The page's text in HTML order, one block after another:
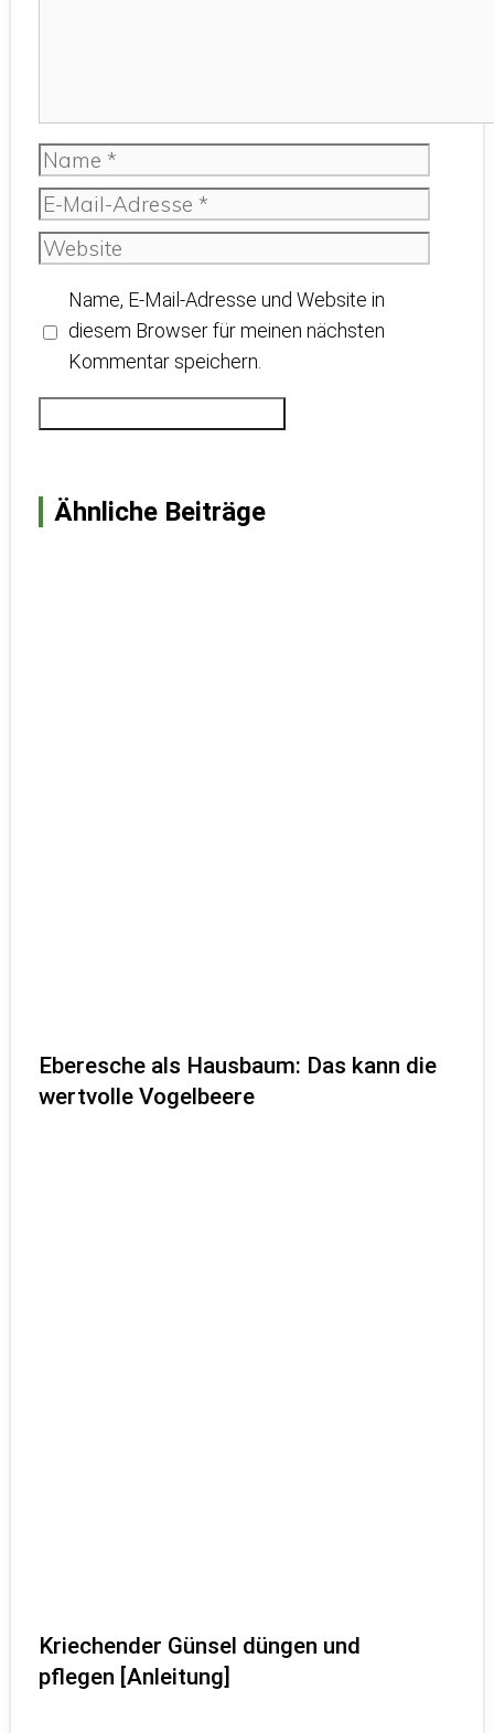
Name
E-
Mail-
Adresse
Website
Name, E-Mail-Adresse und Website in
diesem Browser für meinen nächsten
Kommentar speichern.
Ähnliche Beiträge
Eberesche als Hausbaum: Das kann die
wertvolle Vogelbeere
Kriechender Günsel düngen und
pflegen [Anleitung]